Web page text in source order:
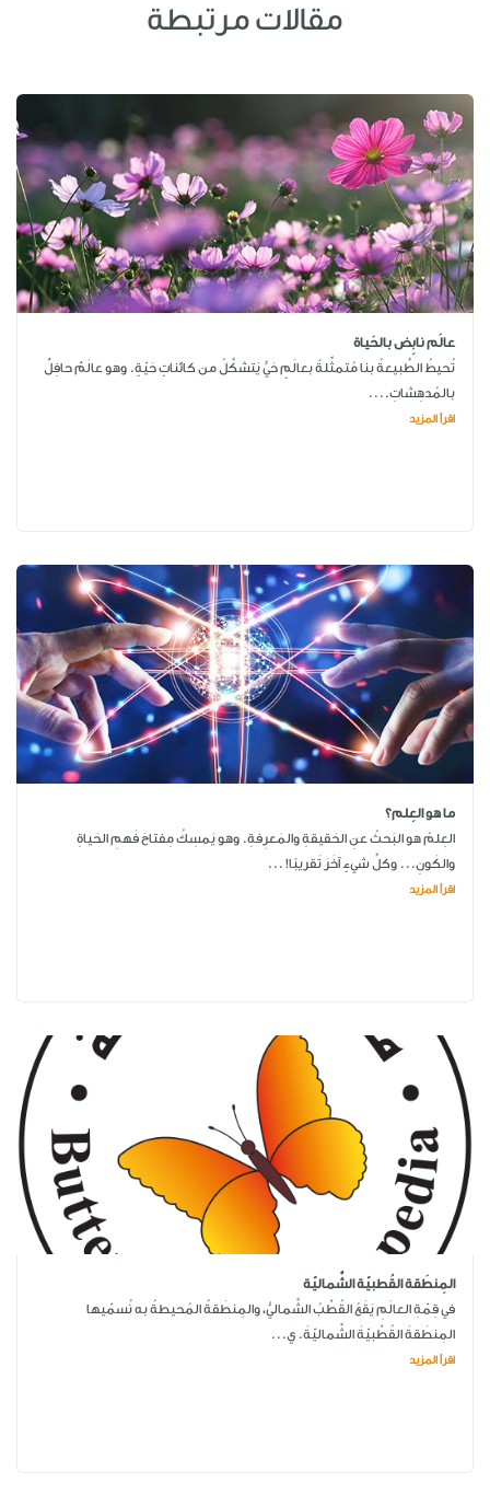
مقالات مرتبطة
عالَم نابِض بالحَياة
تُحيطُ الطَّبيعةُ بنا مُتمثِّلةً بعالَمٍ حَيٍّ يَتشكَّلُ من كائناتٍ حَيّةٍ. وهو عالَمٌ حافِلٌ
بالمُدهِشاتِ....
اقرأ المزيد
ما هو العِلم؟
العِلمُ هو البَحثُ عنِ الحَقيقةِ والمَعرِفةِ. وهو يَمسِكُ مِفتاحَ فَهمِ الحَياةِ
والكَونِ... وكلِّ شيءٍ آخَرَ تَقريبًا! ...
اقرأ المزيد
المِنطَقة القُطبيّة الشَّماليّة
في قِمّةِ العالَمِ يَقَعُ القُطْبُ الشَّماليُّ، والمِنطَقةُ المُحيطةُ به نُسمّيها
المِنطَقةَ القُطْبيّةَ الشَّماليّةَ. ي...
اقرأ المزيد